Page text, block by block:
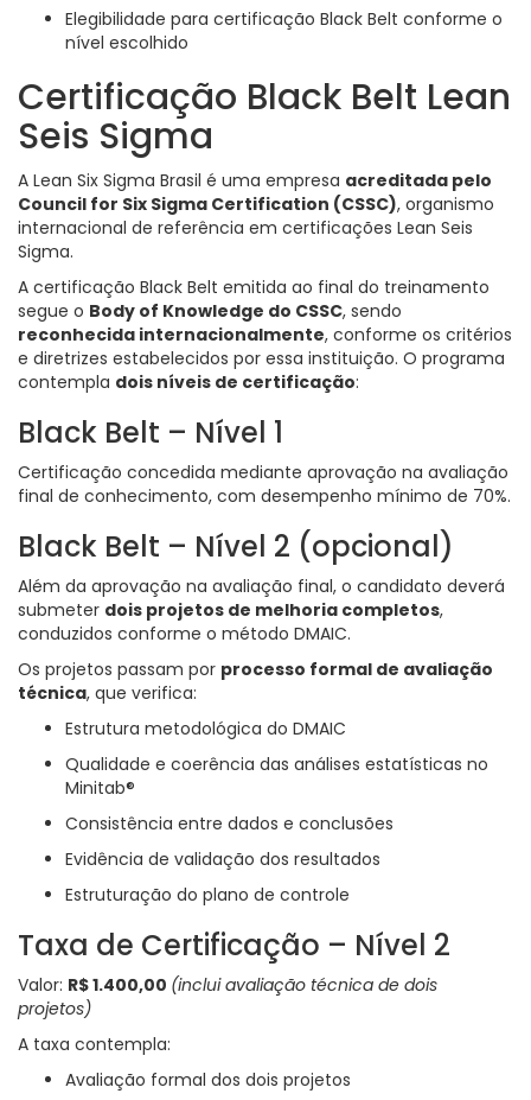
Elegibilidade para certificação Black Belt conforme o
nível escolhido
Certificação Black Belt Lean
Seis Sigma
A Lean Six Sigma Brasil é uma empresa acreditada pelo
Council for Six Sigma Certification (CSSC), organismo
internacional de referência em certificações Lean Seis
Sigma.
A certificação Black Belt emitida ao final do treinamento
segue o Body of Knowledge do CSSC, sendo
reconhecida internacionalmente, conforme os critérios
e diretrizes estabelecidos por essa instituição. O programa
contempla dois níveis de certificação:
Black Belt – Nível 1
Certificação concedida mediante aprovação na avaliação
final de conhecimento, com desempenho mínimo de 70%.
Black Belt – Nível 2 (opcional)
Além da aprovação na avaliação final, o candidato deverá
submeter dois projetos de melhoria completos,
conduzidos conforme o método DMAIC.
Os projetos passam por processo formal de avaliação
técnica, que verifica:
Estrutura metodológica do DMAIC
Qualidade e coerência das análises estatísticas no
Minitab®
Consistência entre dados e conclusões
Evidência de validação dos resultados
Estruturação do plano de controle
Taxa de Certificação – Nível 2
Valor: R$ 1.400,00 (inclui avaliação técnica de dois
projetos)
A taxa contempla:
Avaliação formal dos dois projetos